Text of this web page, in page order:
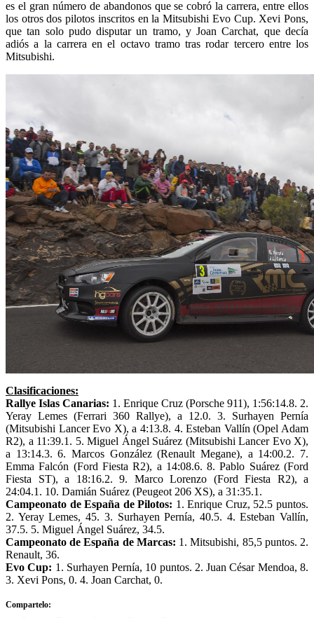
es el gran número de abandonos que se cobró la carrera, entre ellos
los otros dos pilotos inscritos en la Mitsubishi Evo Cup. Xevi Pons,
que tan solo pudo disputar un tramo, y Joan Carchat, que decía
adiós a la carrera en el octavo tramo tras rodar tercero entre los
Mitsubishi.
Clasificaciones:
Rallye Islas Canarias: 1. Enrique Cruz (Porsche 911), 1:56:14.8. 2.
Yeray Lemes (Ferrari 360 Rallye), a 12.0. 3. Surhayen Pernía
(Mitsubishi Lancer Evo X), a 4:13.8. 4. Esteban Vallín (Opel Adam
R2), a 11:39.1. 5. Miguel Ángel Suárez (Mitsubishi Lancer Evo X),
a 13:14.3. 6. Marcos González (Renault Megane), a 14:00.2. 7.
Emma Falcón (Ford Fiesta R2), a 14:08.6. 8. Pablo Suárez (Ford
Fiesta ST), a 18:16.2. 9. Marco Lorenzo (Ford Fiesta R2), a
24:04.1. 10. Damián Suárez (Peugeot 206 XS), a 31:35.1.
Campeonato de España de Pilotos: 1. Enrique Cruz, 52.5 puntos.
2. Yeray Lemes, 45. 3. Surhayen Pernía, 40.5. 4. Esteban Vallín,
37.5. 5. Miguel Ángel Suárez, 34.5.
Campeonato de España de Marcas: 1. Mitsubishi, 85,5 puntos. 2.
Renault, 36.
Evo Cup: 1. Surhayen Pernía, 10 puntos. 2. Juan César Mendoa, 8.
3. Xevi Pons, 0. 4. Joan Carchat, 0.
Compartelo: